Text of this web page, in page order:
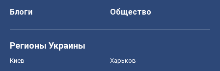
Блоги
Общество
Регионы Украины
Киев Харьков